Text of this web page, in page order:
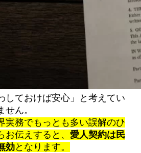
しておけば安心」と考えてい
ん。
実務でもっとも多い誤解のひ
お伝えすると、 愛人契約は民
効となります。